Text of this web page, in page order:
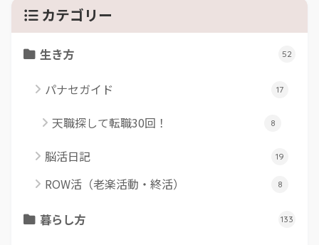
カテゴリー
生き方 52
パナセガイド 17
天職探して転職30回！ 8
脳活日記 19
ROW活（老楽活動・終活） 8
暮らし方 133